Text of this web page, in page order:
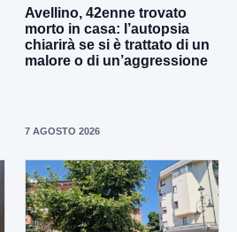
Avellino, 42enne trovato
morto in casa: l’autopsia
chiarirà se si è trattato di un
malore o di un’aggressione
7 AGOSTO 2026